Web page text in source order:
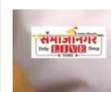
12